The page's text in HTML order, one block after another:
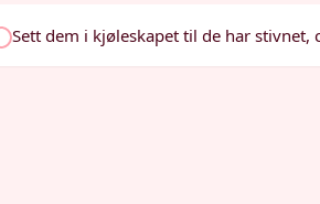
Sett dem i kjøleskapet til de har stivnet,